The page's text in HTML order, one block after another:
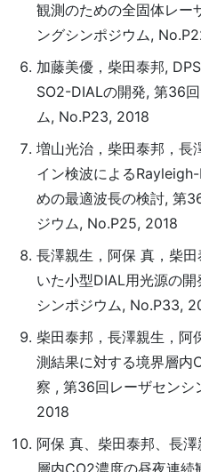
観測のための全固体レー
ングシンポジウム,
加藤美優，柴田泰邦,
SO2-DIALの開発, 第36
ム, No.P23, 2018
増山光治，柴田泰邦，
イン検波による
めの最適波長の検討, 第
ジウム, No.P25, 2018
長澤親生，阿保 真，柴
いた小型DIAL用光源の
シンポジウム, No.P33,
柴田泰邦，長澤親生，
測結果に対する境界層
察 , 第36回レーザセンシ
2018
阿保 真、柴田泰邦、長
層内CO2濃度の昼夜連